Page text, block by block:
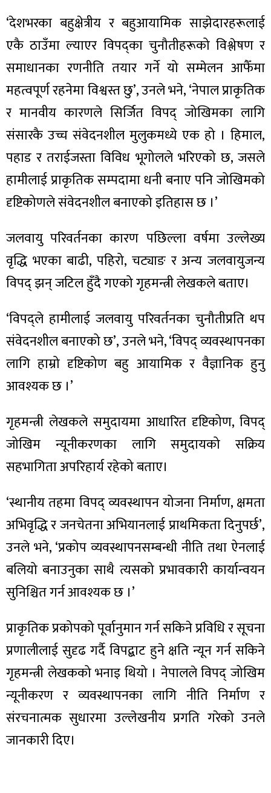
‘देशभरका बहुक्षेत्रीय र बहुआयामिक साझेदारहरूलाई
एकै ठाउँमा ल्याएर विपद्का चुनौतीहरूको विश्लेषण र
समाधानका रणनीति तयार गर्ने यो सम्मेलन आफैँमा
महत्वपूर्ण रहनेमा विश्वस्त छु’, उनले भने, ‘नेपाल प्राकृतिक
र मानवीय कारणले सिर्जित विपद् जोखिमका लागि
संसारकै उच्च संवेदनशील मुलुकमध्ये एक हो । हिमाल,
पहाड र तराईजस्ता विविध भूगोलले भरिएको छ, जसले
हामीलाई प्राकृतिक सम्पदामा धनी बनाए पनि जोखिमको
दृष्टिकोणले संवेदनशील बनाएको इतिहास छ ।’
जलवायु परिवर्तनका कारण पछिल्ला वर्षमा उल्लेख्य
वृद्धि भएका बाढी, पहिरो, चट्याङ र अन्य जलवायुजन्य
विपद् झन् जटिल हुँदै गएको गृहमन्त्री लेखकले बताए।
‘विपद्ले हामीलाई जलवायु परिवर्तनका चुनौतीप्रति थप
संवेदनशील बनाएको छ’, उनले भने, ‘विपद् व्यवस्थापनका
लागि हाम्रो दृष्टिकोण बहु आयामिक र वैज्ञानिक हुनु
आवश्यक छ ।’
गृहमन्त्री लेखकले समुदायमा आधारित दृष्टिकोण, विपद्
जोखिम न्यूनीकरणका लागि समुदायको सक्रिय
सहभागिता अपरिहार्य रहेको बताए।
‘स्थानीय तहमा विपद् व्यवस्थापन योजना निर्माण, क्षमता
अभिवृद्धि र जनचेतना अभियानलाई प्राथमिकता दिनुपर्छ’,
उनले भने, ‘प्रकोप व्यवस्थापनसम्बन्धी नीति तथा ऐनलाई
बलियो बनाउनुका साथै त्यसको प्रभावकारी कार्यान्वयन
सुनिश्चित गर्न आवश्यक छ ।’
प्राकृतिक प्रकोपको पूर्वानुमान गर्न सकिने प्रविधि र सूचना
प्रणालीलाई सुदृढ गर्दै विपद्बाट हुने क्षति न्यून गर्न सकिने
गृहमन्त्री लेखकको भनाइ थियो । नेपालले विपद् जोखिम
न्यूनीकरण र व्यवस्थापनका लागि नीति निर्माण र
संरचनात्मक सुधारमा उल्लेखनीय प्रगति गरेको उनले
जानकारी दिए।